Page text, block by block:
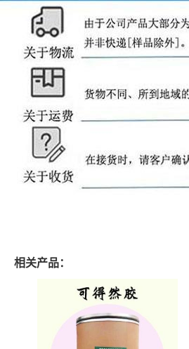
相关产品：